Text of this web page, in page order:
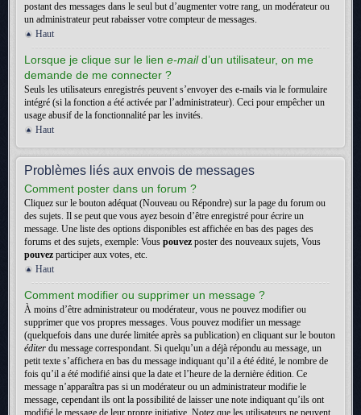
postant des messages dans le seul but d’augmenter votre rang, un modérateur ou
un administrateur peut rabaisser votre compteur de messages.
Haut
Lorsque je clique sur le lien e-maild’un utilisateur, on me
demande de me connecter ?
Seuls les utilisateurs enregistrés peuvent s’envoyer des e-mails via le formulaire
intégré (si la fonction a été activée par l’administrateur). Ceci pour empêcher un
usage abusif de la fonctionnalité par les invités.
Haut
Problèmes liés aux envois de messages
Comment poster dans un forum ?
Cliquez sur le bouton adéquat (Nouveau ou Répondre) sur la page du forum ou
des sujets. Il se peut que vous ayez besoin d’être enregistré pour écrire un
message. Une liste des options disponibles est affichée en bas des pages des
forums et des sujets, exemple: Vous pouvez poster des nouveaux sujets, Vous
pouvez participer aux votes, etc.
Haut
Comment modifier ou supprimer un message ?
À moins d’être administrateur ou modérateur, vous ne pouvez modifier ou
supprimer que vos propres messages. Vous pouvez modifier un message
(quelquefois dans une durée limitée après sa publication) en cliquant sur le bouton
éditer du message correspondant. Si quelqu’un a déjà répondu au message, un
petit texte s’affichera en bas du message indiquant qu’il a été édité, le nombre de
fois qu’il a été modifié ainsi que la date et l’heure de la dernière édition. Ce
message n’apparaîtra pas si un modérateur ou un administrateur modifie le
message, cependant ils ont la possibilité de laisser une note indiquant qu’ils ont
modifié le message de leur propre initiative. Notez que les utilisateurs ne peuvent